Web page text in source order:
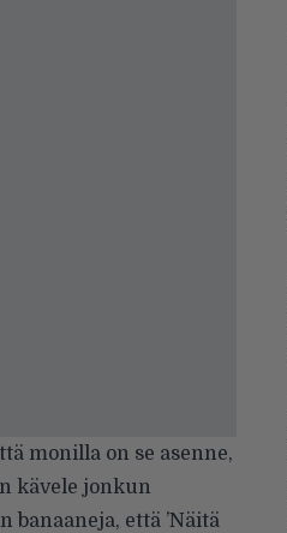
monilla on se asenne,
kävele jonkun
että ’Näitä